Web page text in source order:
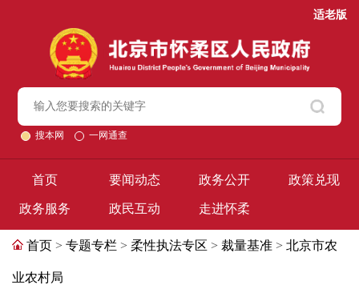
适老版
搜本网 一网通查
首页 要闻动态 政务公开 政策兑现
政务服务 政民互动 走进怀柔
首页 > 专题专栏 > 柔性执法专区 > 裁量基准 > 北京市农
业农村局